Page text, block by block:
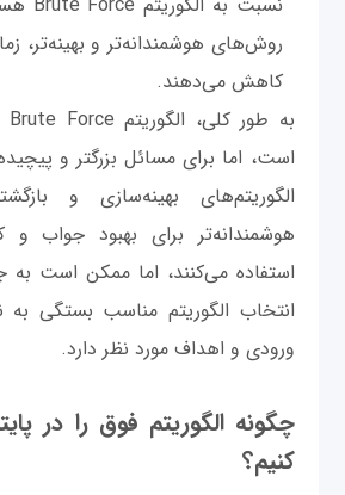
روش‌های هوشمندانه‌تر و بهینه‌تر،
کاهش می‌دهند.
است، اما برای مسائل بزرگتر و
الگوریتم‌های بهینه‌سازی و
هوشمندانه‌تر برای بهبود جواب
استفاده می‌کنند، اما ممکن است به
انتخاب الگوریتم مناسب بستگی به
ورودی و اهداف مورد نظر دارد.
چگونه الگوریتم فوق را در
کنیم؟